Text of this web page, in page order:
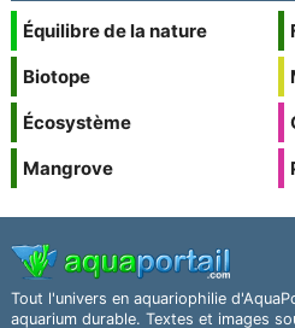
Équilibre de la nature
Biotope
Écosystème
Mangrove
Tout l'univers en aquariophilie
aquarium durable. Textes et images